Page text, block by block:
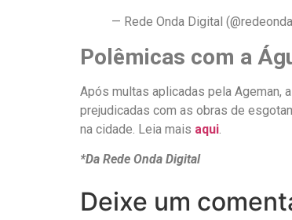
— Rede Onda Digital
Polêmicas com a
Após multas aplicadas pela Ageman,
prejudicadas com as obras de
na cidade. Leia mais aqui.
*Da Rede Onda Digital
Deixe um